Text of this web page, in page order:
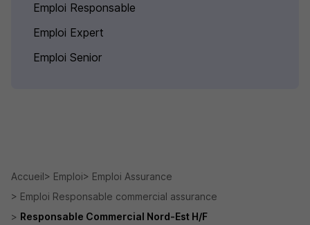
Emploi Responsable
Emploi Expert
Emploi Senior
Accueil Emploi
Emploi Assurance
Emploi Responsable commercial assurance
Responsable Commercial Nord-Est H/F